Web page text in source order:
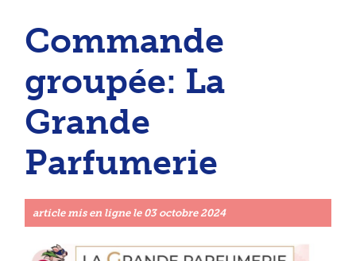
Commande
groupée: La
Grande
Parfumerie
article mis en ligne le 03 octobre 2024